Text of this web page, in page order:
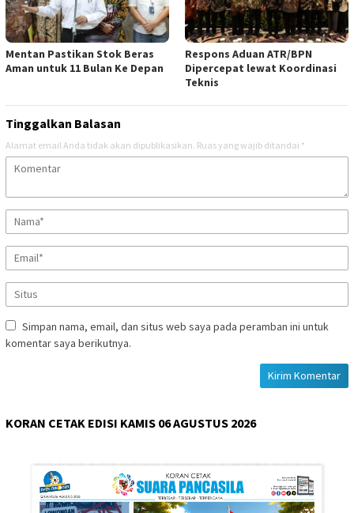
Mentan Pastikan Stok Beras
Aman untuk 11 Bulan Ke Depan
Respons Aduan ATR/BPN
Dipercepat lewat Koordinasi
Teknis
Tinggalkan Balasan
Alamat email Anda tidak akan dipublikasikan. Ruas yang wajib ditandai *
Simpan nama, email, dan situs web saya pada peramban ini untuk
komentar saya berikutnya.
KORAN CETAK EDISI KAMIS 06 AGUSTUS 2026